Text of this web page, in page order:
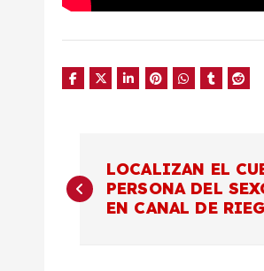
a
LOCALIZAN EL
PERSONA DEL
EN CANAL DE